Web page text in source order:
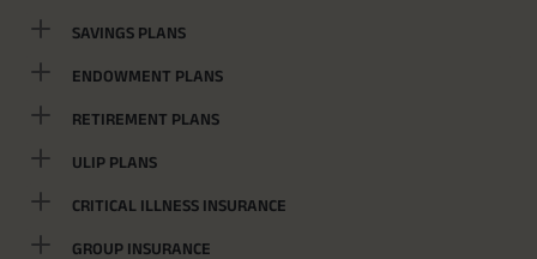
SAVINGS PLANS
ENDOWMENT PLANS
RETIREMENT PLANS
ULIP PLANS
CRITICAL ILLNESS INSURANCE
GROUP INSURANCE